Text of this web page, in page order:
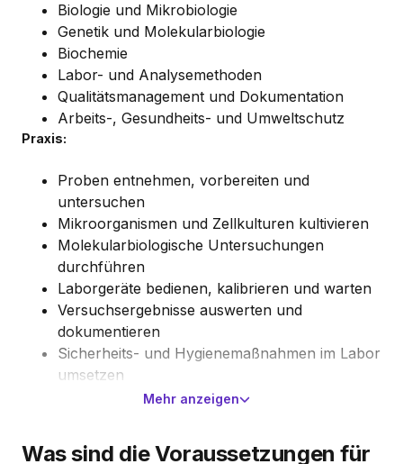
Biologie und Mikrobiologie
Genetik und Molekularbiologie
Biochemie
Labor- und Analysemethoden
Qualitätsmanagement und Dokumentation
Arbeits-, Gesundheits- und Umweltschutz
Praxis:
Proben entnehmen, vorbereiten und
untersuchen
Mikroorganismen und Zellkulturen kultivieren
Molekularbiologische Untersuchungen
durchführen
Laborgeräte bedienen, kalibrieren und warten
Versuchsergebnisse auswerten und
dokumentieren
Sicherheits- und Hygienemaßnahmen im Labor
umsetzen
Mehr anzeigen
Was sind die Voraussetzungen für